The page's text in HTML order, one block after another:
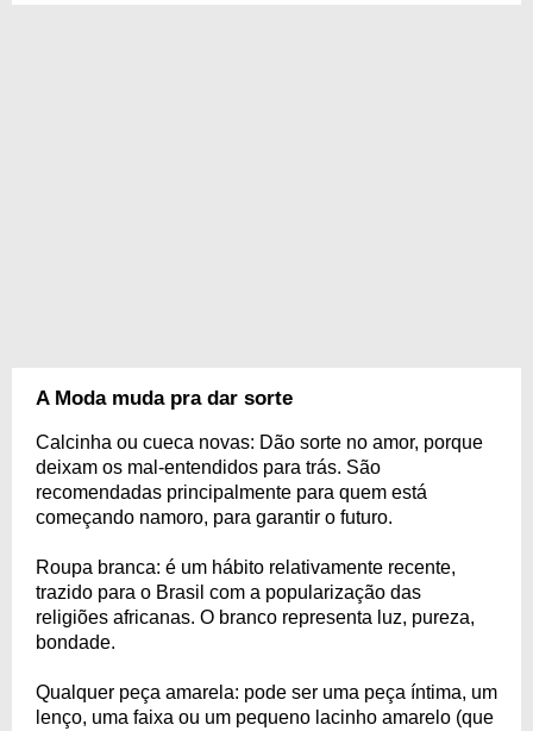
A Moda muda pra dar sorte
Calcinha ou cueca novas: Dão sorte no amor, porque
deixam os mal-entendidos para trás. São
recomendadas principalmente para quem está
começando namoro, para garantir o futuro.
Roupa branca: é um hábito relativamente recente,
trazido para o Brasil com a popularização das
religiões africanas. O branco representa luz, pureza,
bondade.
Qualquer peça amarela: pode ser uma peça íntima, um
lenço, uma faixa ou um pequeno lacinho amarelo (que